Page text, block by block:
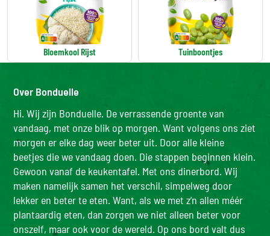
Bloemkool Rijst Tuinboontjes
Over Bonduelle
Hi. Wij zijn Bonduelle. De verrassende groente van
vandaag, met onze blik op morgen. Want volgens ons ziet
morgen er elke dag weer beter uit. Door alle kleine
beetjes die we vandaag doen. Die stappen beginnen klein.
Gewoon vanaf de keukentafel. Met ons dinerbord. Wij
maken namelijk samen het verschil, simpelweg door
lekker en beter te eten. Want, als we met z’n allen méér
plantaardig eten, dan zorgen we niet alleen beter voor
onszelf, maar ook voor de wereld. Op ons bord valt dus